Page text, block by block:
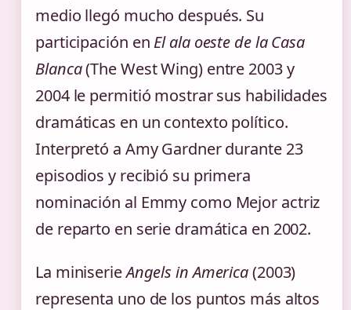
medio llegó mucho después. Su
participación en El ala oeste de la Casa
Blanca(The West Wing) entre 2003 y
2004 le permitió mostrar sus habilidades
dramáticas en un contexto político.
Interpretó a Amy Gardner durante 23
episodios y recibió su primera
nominación al Emmy como Mejor actriz
de reparto en serie dramática en 2002.
La miniserieAngels in America(2003)
representa uno de los puntos más altos